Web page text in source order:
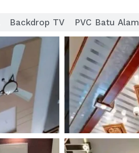
Backdrop TV PVC Batu Alam